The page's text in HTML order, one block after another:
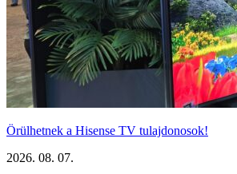
Örülhetnek a Hisense TV tulajdonosok!
2026. 08. 07.